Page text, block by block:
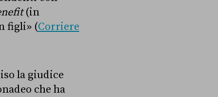
(in
figli» (Corriere
la giudice
che ha